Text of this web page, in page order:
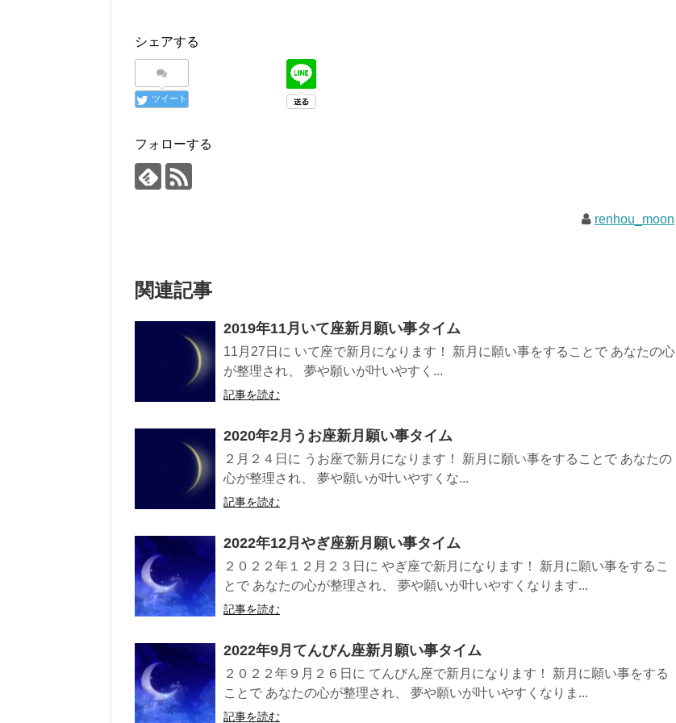
シェアする
ツイート
フォローする
renhou_moon
関連記事
2019年11月いて座新月願い事タイム
11月27日に いて座で新月になります！ 新月に願い事をすることで あなたの心
が整理され、 夢や願いが叶いやすく...
記事を読む
2020年2月うお座新月願い事タイム
２月２４日に うお座で新月になります！ 新月に願い事をすることで あなたの
心が整理され、 夢や願いが叶いやすくな...
記事を読む
2022年12月やぎ座新月願い事タイム
２０２２年１２月２３日に やぎ座で新月になります！ 新月に願い事をするこ
とで あなたの心が整理され、 夢や願いが叶いやすくなります...
記事を読む
2022年9月てんびん座新月願い事タイム
２０２２年９月２６日に てんびん座で新月になります！ 新月に願い事をする
ことで あなたの心が整理され、 夢や願いが叶いやすくなりま...
記事を読む